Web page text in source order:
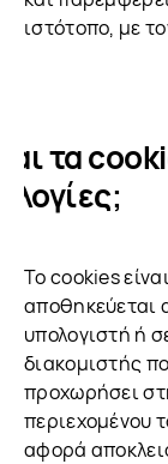
ιστότοπο, με
τα
Το cookies
αποθηκεύεται
υπολογιστή ή
διακομιστής
προχωρήσει
περιεχομένου
αφορά